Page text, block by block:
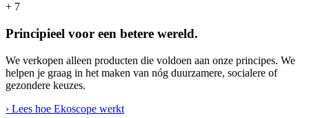
+ 7
Principieel voor een betere wereld.
We verkopen alleen producten die voldoen aan onze principes. We
helpen je graag in het maken van nóg duurzamere, socialere of
gezondere keuzes.
› Lees hoe Ekoscope werkt